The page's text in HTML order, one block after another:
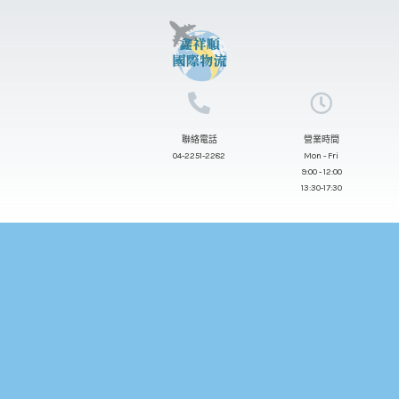
聯絡電話
04-2251-2282
營業時間
Mon - Fri
9:00 - 12:00
13:30-17:30